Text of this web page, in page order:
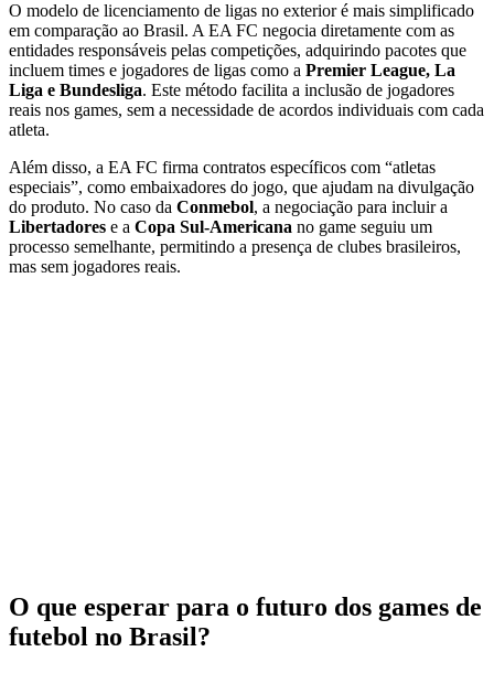
O modelo de licenciamento de ligas no exterior é mais simplificado
em comparação ao Brasil. A EA FC negocia diretamente com as
entidades responsáveis pelas competições, adquirindo pacotes que
incluem times e jogadores de ligas como a Premier League, La
Liga e Bundesliga. Este método facilita a inclusão de jogadores
reais nos games, sem a necessidade de acordos individuais com cada
atleta.
Além disso, a EA FC firma contratos específicos com “atletas
especiais”, como embaixadores do jogo, que ajudam na divulgação
do produto. No caso da Conmebol, a negociação para incluir a
Libertadores e a Copa Sul-Americana no game seguiu um
processo semelhante, permitindo a presença de clubes brasileiros,
mas sem jogadores reais.
O que esperar para o futuro dos games de
futebol no Brasil?